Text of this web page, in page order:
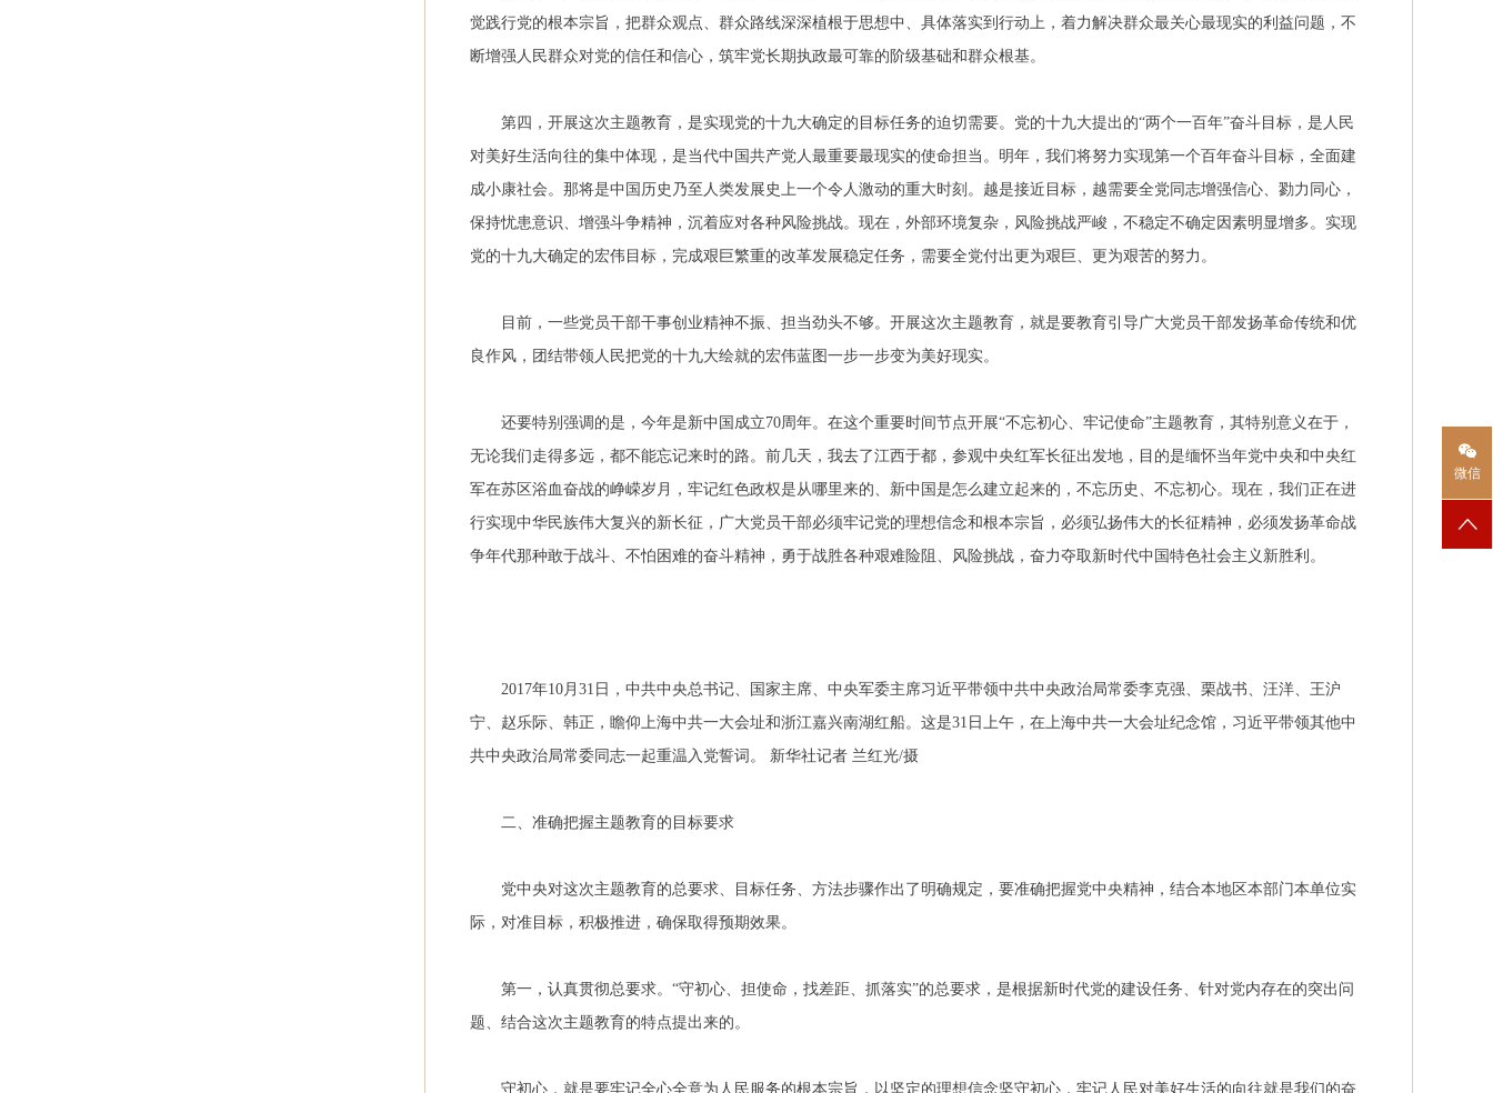
觉践行党的根本宗旨，把群众观点、群众路线深深植根于思想中、具体落实到行动上，着力解决群众最关心最现实的利益问题，不
断增强人民群众对党的信任和信心，筑牢党长期执政最可靠的阶级基础和群众根基。
第四，开展这次主题教育，是实现党的十九大确定的目标任务的迫切需要。党的十九大提出的“两个一百年”奋斗目标，是人民
对美好生活向往的集中体现，是当代中国共产党人最重要最现实的使命担当。明年，我们将努力实现第一个百年奋斗目标，全面建
成小康社会。那将是中国历史乃至人类发展史上一个令人激动的重大时刻。越是接近目标，越需要全党同志增强信心、勠力同心，
保持忧患意识、增强斗争精神，沉着应对各种风险挑战。现在，外部环境复杂，风险挑战严峻，不稳定不确定因素明显增多。实现
党的十九大确定的宏伟目标，完成艰巨繁重的改革发展稳定任务，需要全党付出更为艰巨、更为艰苦的努力。
目前，一些党员干部干事创业精神不振、担当劲头不够。开展这次主题教育，就是要教育引导广大党员干部发扬革命传统和优
良作风，团结带领人民把党的十九大绘就的宏伟蓝图一步一步变为美好现实。
还要特别强调的是，今年是新中国成立70周年。在这个重要时间节点开展“不忘初心、牢记使命”主题教育，其特别意义在于，
无论我们走得多远，都不能忘记来时的路。前几天，我去了江西于都，参观中央红军长征出发地，目的是缅怀当年党中央和中央红
军在苏区浴血奋战的峥嵘岁月，牢记红色政权是从哪里来的、新中国是怎么建立起来的，不忘历史、不忘初心。现在，我们正在进
行实现中华民族伟大复兴的新长征，广大党员干部必须牢记党的理想信念和根本宗旨，必须弘扬伟大的长征精神，必须发扬革命战
争年代那种敢于战斗、不怕困难的奋斗精神，勇于战胜各种艰难险阻、风险挑战，奋力夺取新时代中国特色社会主义新胜利。
2017年10月 31 日，中共中央总书记、国家主席、中央军委主席习近平带领中共中央政治局常委李克强、栗战书、汪洋、王沪
宁、赵乐际、韩正，瞻仰上海中共一大会址和浙江嘉兴南湖红船。这是31 日上午，在上海中共一大会址纪念馆，习近平带领其他中
共中央政治局常委同志一起重温入党誓词。
新华社记者 兰红光/摄
二、准确把握主题教育的目标要求
党中央对这次主题教育的总要求、目标任务、方法步骤作出了明确规定，要准确把握党中央精神，结合本地区本部门本单位实
际，对准目标，积极推进，确保取得预期效果。
第一，认真贯彻总要求。“守初心、担使命，找差距、抓落实”的总要求，是根据新时代党的建设任务、针对党内存在的突出问
题、结合这次主题教育的特点提出来的。
守初心，就是要牢记全心全意为人民服务的根本宗旨，以坚定的理想信念坚守初心，牢记人民对美好生活的向往就是我们的奋
微信